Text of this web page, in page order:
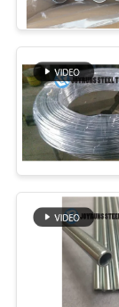
নিয়ন্ত্রণ
যোগাযোগ
করুন
উদ্ধৃতির
জন্য
আবেদন
সাইটম্যাপ